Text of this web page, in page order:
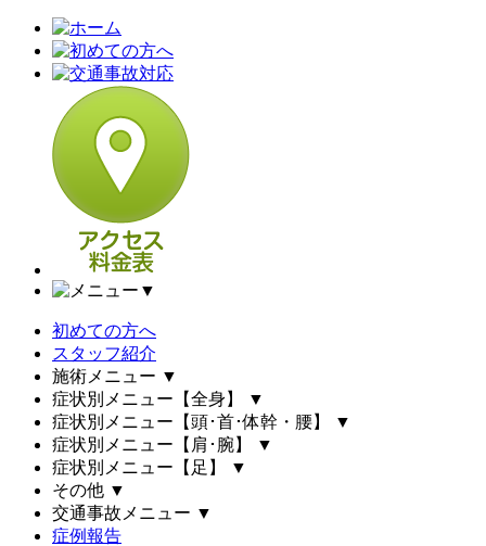
▼
初めての方へ
スタッフ紹介
施術メニュー ▼
症状別メニュー【全身】
▼
症状別メニュー【頭･首･体幹・腰】
▼
症状別メニュー【肩･腕】
▼
症状別メニュー【足】
▼
その他 ▼
交通事故メニュー ▼
症例報告